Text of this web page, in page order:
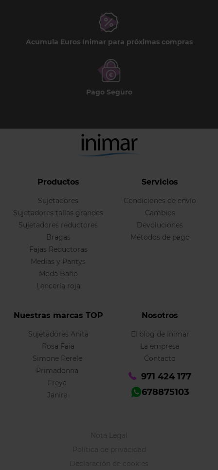
Acumula Euros Inimar para próximas compras
Pago Seguro
Productos
Sujetadores
Sujetadores tallas grandes
Sujetadores reductores
Bragas
Fajas Reductoras
Medias y Pantys
Moda Baño
Lencería roja
Servicios
Condiciones de envío
Cambios
Devoluciones
Métodos de pago
Nuestras marcas TOP
Sujetadores Anita
Rosa Faia
Simone Perele
Primadonna
Freya
Janira
Nosotros
El blog de Inimar
La empresa
Contacto
971 424 177
678875103
Nota Legal
Política de privacidad
Declaración de cookies